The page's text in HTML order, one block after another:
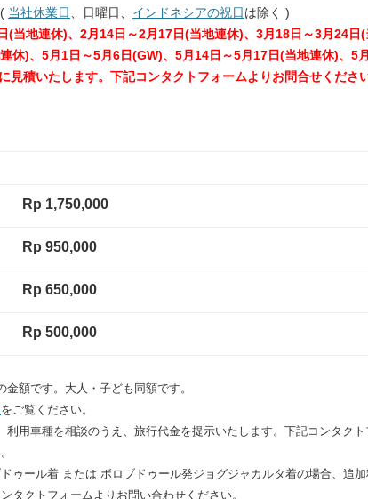
当社休業日、日曜日、 インドネシアの祝日は除く )
(当地連休)、2月14日～2月17日(当地連休)、3月18日～3月24日(
休)、5月1日～5月6日(GW)、5月14日～5月17日(当地連休)、5
見積いたします。下記コンタクトフォームよりお問合せください
Rp 1,750,000
Rp 950,000
Rp 650,000
Rp 500,000
額です。大人・子ども同額です。
をご覧ください。
用車種を相談のうえ、旅行代金を提示いたします。下記コンタクト
ゥール着 または ボロブドゥール発ジョグジャカルタ着の場合、追
タクトフォームよりお問い合わせください。